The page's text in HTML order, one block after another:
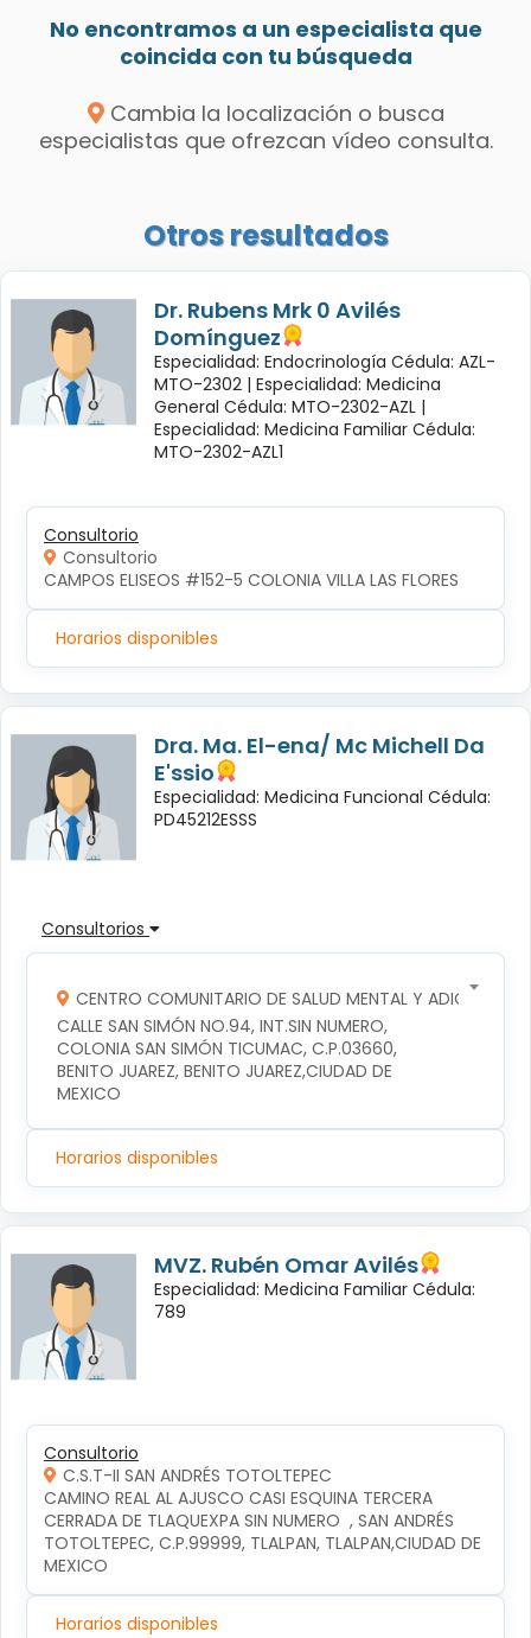
No encontramos a un especialista que
coincida con tu búsqueda
Cambia la localización o busca
especialistas que ofrezcan vídeo consulta.
Otros resultados
Dr. Rubens Mrk 0 Avilés
Domínguez
Especialidad: Endocrinología Cédula: AZL-
MTO-2302 | Especialidad: Medicina
General Cédula: MTO-2302-AZL |
Especialidad: Medicina Familiar Cédula:
MTO-2302-AZL1
Consultorio
Consultorio
CAMPOS ELISEOS #152-5 COLONIA VILLA LAS FLORES
Horarios disponibles
Dra. Ma. El-ena/ Mc Michell Da
E'ssio
Especialidad: Medicina Funcional Cédula:
PD45212ESSS
Consultorios
CENTRO COMUNITARIO DE SALUD MENTAL Y ADICCIONES
CALLE SAN SIMÓN NO.94, INT.SIN NUMERO,
COLONIA SAN SIMÓN TICUMAC, C.P.03660,
BENITO JUAREZ, BENITO JUAREZ,CIUDAD DE
MEXICO
Horarios disponibles
MVZ. Rubén Omar Avilés
Especialidad: Medicina Familiar Cédula:
789
Consultorio
C.S.T-II SAN ANDRÉS TOTOLTEPEC
CAMINO REAL AL AJUSCO CASI ESQUINA TERCERA
CERRADA DE TLAQUEXPA SIN NUMERO  , SAN ANDRÉS
TOTOLTEPEC, C.P.99999, TLALPAN, TLALPAN,CIUDAD DE
MEXICO
Horarios disponibles